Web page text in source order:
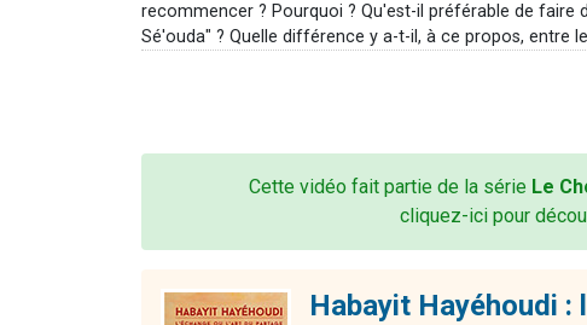
recommencer ? Pourquoi ? Qu'est-il préférable de
Sé'ouda" ? Quelle différence y a-t-il, à ce propos, entre
Cette vidéo fait partie de la série Le
cliquez-ici pour
Habayit Hayéhoudi :